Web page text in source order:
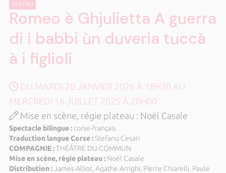
TEATRU
Romeo è Ghjulietta A guerra
di i babbi ùn duveria tuccà
à i figlioli
DU MARDI 20 JANVIER 2026 À 18H30 AU
MERCREDI 16 JUILLET 2025 À 20H00
Mise en scène, régie plateau : Noël Casale
Spectacle bilingue : corse-français
Traduction langue Corse : Stefanu Cesari
COMPAGNIE :THÉÂTRE DU COMMUN
Mise en scène, régie plateau : Noël Casale
Distribution : James Alliot, Agathe Arrighi, Pierre Chiarelli, Paule